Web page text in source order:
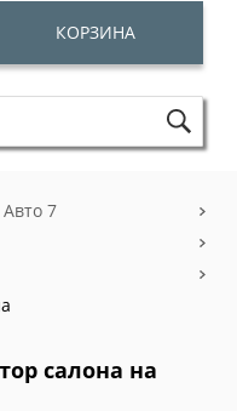
КОРЗИНА
7
салона на